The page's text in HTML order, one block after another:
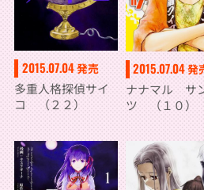
2015.07.04発売
多重人格探偵サイ
コ （２２）
2015.07.04発
ナナマル サ
ツ （１０）